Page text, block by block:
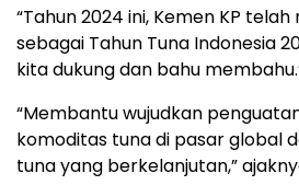
“Tahun 2024 ini, Kemen KP
sebagai Tahun Tuna Indonesia
kita dukung dan bahu
“Membantu wujudkan
komoditas tuna di pasar global
tuna yang berkelanjutan,”